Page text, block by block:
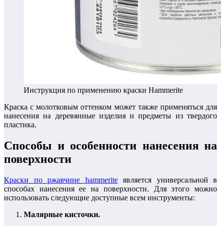
Инструкция по применению краски Hammerite
Краска с молотковым оттенком может также применяться для
нанесения на деревянные изделия и предметы из твердого
пластика.
Способы и особенности нанесения на
поверхности
Краски по ржавчине hammeriteявляется универсальной в
способах нанесения ее на поверхности. Для этого можно
использовать следующие доступные всем инструменты:
Малярные кисточки.